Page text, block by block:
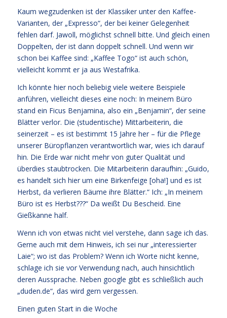
Kaum wegzudenken ist der Klassiker unter den Kaffee-
Varianten, der „Expresso“, der bei keiner Gelegenheit
fehlen darf. Jawoll, möglichst schnell bitte. Und gleich einen
Doppelten, der ist dann doppelt schnell. Und wenn wir
schon bei Kaffee sind: „Kaffee Togo“ ist auch schön,
vielleicht kommt er ja aus Westafrika.
Ich könnte hier noch beliebig viele weitere Beispiele
anführen, vielleicht dieses eine noch: In meinem Büro
stand ein Ficus Benjamina, also ein „Benjamin“, der seine
Blätter verlor. Die (studentische) Mittarbeiterin, die
seinerzeit – es ist bestimmt 15 Jahre her – für die Pflege
unserer Büropflanzen verantwortlich war, wies ich darauf
hin. Die Erde war nicht mehr von guter Qualität und
überdies staubtrocken. Die Mitarbeiterin daraufhin: „Guido,
es handelt sich hier um eine Birkenfeige [oha!] und es ist
Herbst, da verlieren Bäume ihre Blätter.“ Ich: „In meinem
Büro ist es Herbst???“ Da weißt Du Bescheid. Eine
Gießkanne half.
Wenn ich von etwas nicht viel verstehe, dann sage ich das.
Gerne auch mit dem Hinweis, ich sei nur „interessierter
Laie“; wo ist das Problem? Wenn ich Worte nicht kenne,
schlage ich sie vor Verwendung nach, auch hinsichtlich
deren Aussprache. Neben google gibt es schließlich auch
„duden.de“, das wird gern vergessen.
Einen guten Start in die Woche